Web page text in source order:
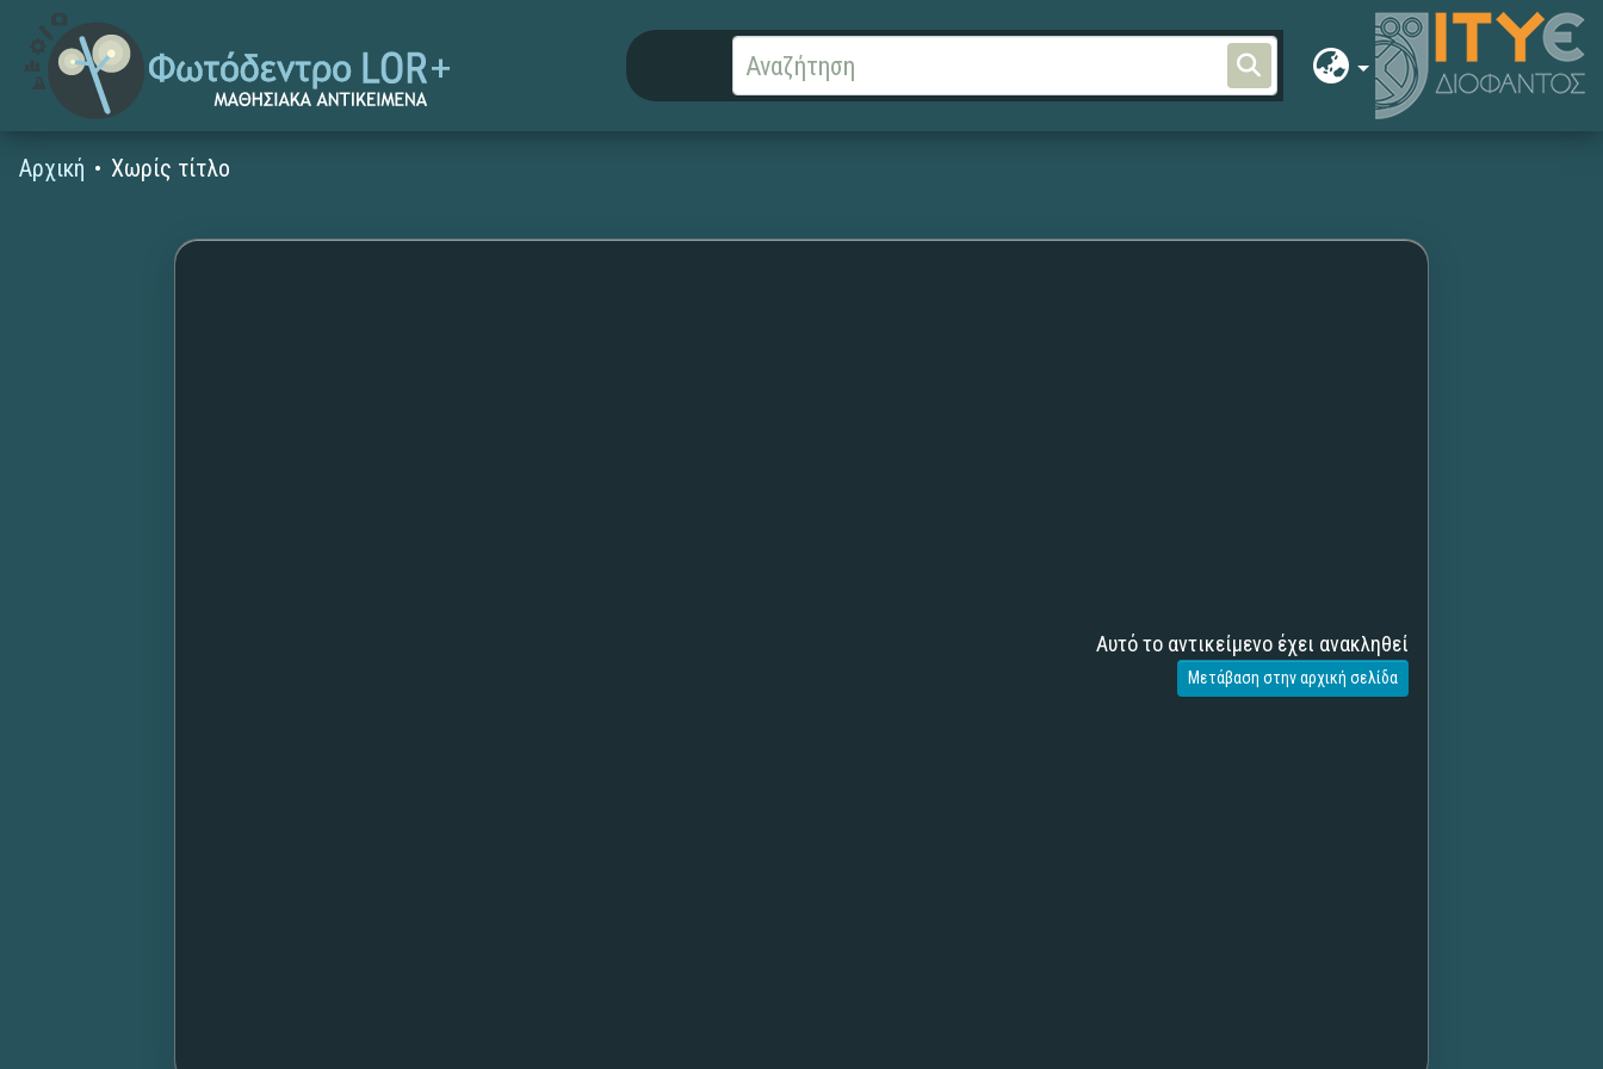
Αρχική Χωρίς τίτλο
Αυτό το αντικείμενο έχει ανακληθεί
Μετάβαση στην αρχική σελίδα